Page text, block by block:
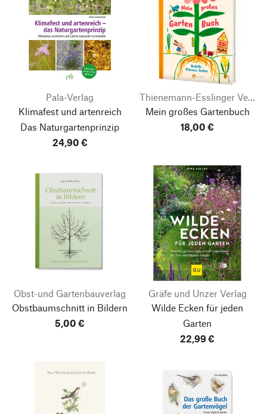
Pala-Verlag
Klimafest und artenreich
Das Naturgartenprinzip
24,90 €
Thienemann-Esslinger Verlag
Mein großes Gartenbuch
18,00 €
Obst-und Gartenbauverlag
Obstbaumschnitt in Bildern
5,00 €
Gräfe und Unzer Verlag
Wilde Ecken für jeden
Garten
22,99 €